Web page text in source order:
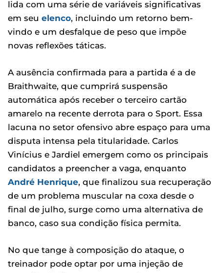
lida com uma série de variáveis significativas
em seu elenco, incluindo um retorno bem-
vindo e um desfalque de peso que impõe
novas reflexões táticas.
A ausência confirmada para a partida é a de
Braithwaite, que cumprirá suspensão
automática após receber o terceiro cartão
amarelo na recente derrota para o Sport. Essa
lacuna no setor ofensivo abre espaço para uma
disputa intensa pela titularidade. Carlos
Vinícius e Jardiel emergem como os principais
candidatos a preencher a vaga, enquanto
André Henrique, que finalizou sua recuperação
de um problema muscular na coxa desde o
final de julho, surge como uma alternativa de
banco, caso sua condição física permita.
No que tange à composição do ataque, o
treinador pode optar por uma injeção de